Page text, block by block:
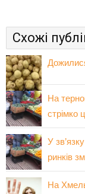
Схожі
На
стрімко
У
ринків
На